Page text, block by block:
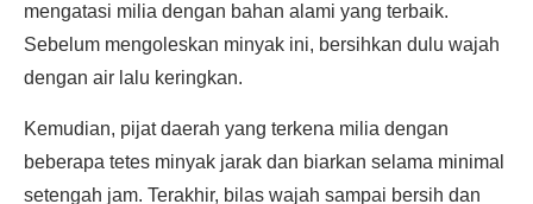
mengatasi milia dengan bahan alami yang terbaik.
Sebelum mengoleskan minyak ini, bersihkan dulu wajah
dengan air lalu keringkan.
Kemudian, pijat daerah yang terkena milia dengan
beberapa tetes minyak jarak dan biarkan selama minimal
setengah jam. Terakhir, bilas wajah sampai bersih dan